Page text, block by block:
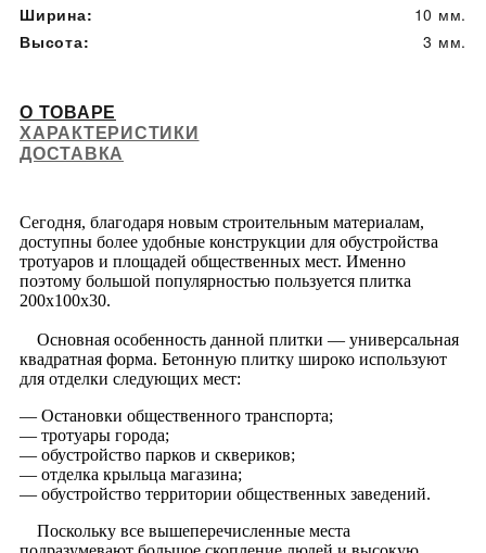
Ширина:
10 мм.
Высота:
3 мм.
О ТОВАРЕ
ХАРАКТЕРИСТИКИ
ДОСТАВКА
Сегодня, благодаря новым строительным материалам,
доступны более удобные конструкции для обустройства
тротуаров и площадей общественных мест. Именно
поэтому большой популярностью пользуется плитка
200х100х30.
Основная особенность данной плитки — универсальная
квадратная форма. Бетонную плитку широко используют
для отделки следующих мест:
— Остановки общественного транспорта;
— тротуары города;
— обустройство парков и сквериков;
— отделка крыльца магазина;
— обустройство территории общественных заведений.
Поскольку все вышеперечисленные места